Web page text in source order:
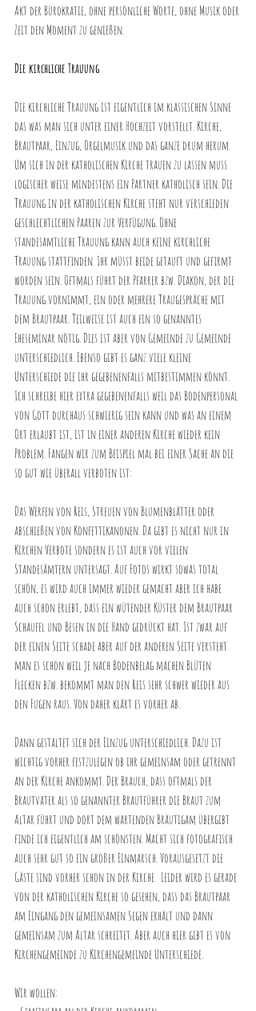
Akt der Bürokratie, ohne persönliche Worte, ohne Musik oder
Zeit den Moment zu genießen.
Die kirchliche Trauung
Die kirchliche Trauung ist eigentlich im klassischen Sinne
das was man sich unter einer Hochzeit vorstellt. Kirche,
Brautpaar, Einzug, Orgelmusik und das ganze drum herum.
Um sich in der katholischen Kirche trauen zu lassen muss
logischer weise mindestens ein Partner katholisch sein. Die
Trauung in der katholischen Kirche steht nur verschieden
geschlechtlichen Paaren zur Verfügung. Ohne
standesamtliche Trauung kann auch keine kirchliche
Trauung stattfinden. Ihr müsst beide getauft und gefirmt
worden sein. Oftmals führt der Pfarrer bzw. Diakon, der die
Trauung vornimmt, ein oder mehrere Traugespräche mit
dem Brautpaar. Teilweise ist auch ein so genanntes
Eheseminar nötig. Dies ist aber von Gemeinde zu Gemeinde
unterschiedlich. Ebenso gibt es ganz viele kleine
Unterschiede die ihr gegebenenfalls mitbestimmen könnt.
Ich schreibe hier extra gegebenenfalls weil das Bodenpersonal
von Gott durchaus schwierig sein kann und was an einem
Ort erlaubt ist, ist in einer anderen Kirche wieder kein
Problem. Fangen wir zum Beispiel mal bei einer Sache an die
so gut wie überall verboten ist:
Das Werfen von Reis, Streuen von Blumenblätter oder
abschießen von Konfettikanonen. Da gibt es nicht nur in
Kirchen Verbote sondern es ist auch vor vielen
Standesämtern untersagt. Auf Fotos wirkt sowas total
schön, es wird auch immer wieder gemacht aber ich habe
auch schon erlebt, dass ein wütender Küster dem Brautpaar
Schaufel und Besen in die Hand gedrückt hat. Ist zwar auf
der einen Seite schade aber auf der anderen Seite versteht
man es schon weil je nach Bodenbelag machen Blüten
Flecken bzw. bekommt man den Reis sehr schwer wieder aus
den Fugen raus. Von daher klärt es vorher ab.
Dann gestaltet sich der Einzug unterschiedlich. Dazu ist
wichtig vorher festzulegen ob ihr gemeinsam oder getrennt
an der Kirche ankommt. Der Brauch, dass oftmals der
Brautvater als so genannter Brautführer die Braut zum
Altar führt und dort dem wartenden Bräutigam übergibt
finde ich eigentlich am schönsten. Macht sich fotografisch
auch sehr gut so ein großer Einmarsch. Vorausgesetzt die
Gäste sind vorher schon in der Kirche.  Leider wird es gerade
von der katholischen Kirche so gesehen, dass das Brautpaar
am Eingang den gemeinsamen Segen erhält und dann
gemeinsam zum Altar schreitet. Aber auch hier gibt es von
Kirchengemeinde zu Kirchengemeinde Unterschiede.
Wir wollen: